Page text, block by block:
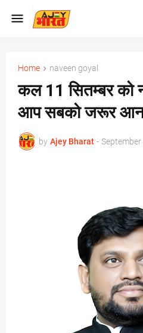
Home naveen goyal
कल 11 सितम्बर को
आप सबको जरूर
by Ajey Bharat -